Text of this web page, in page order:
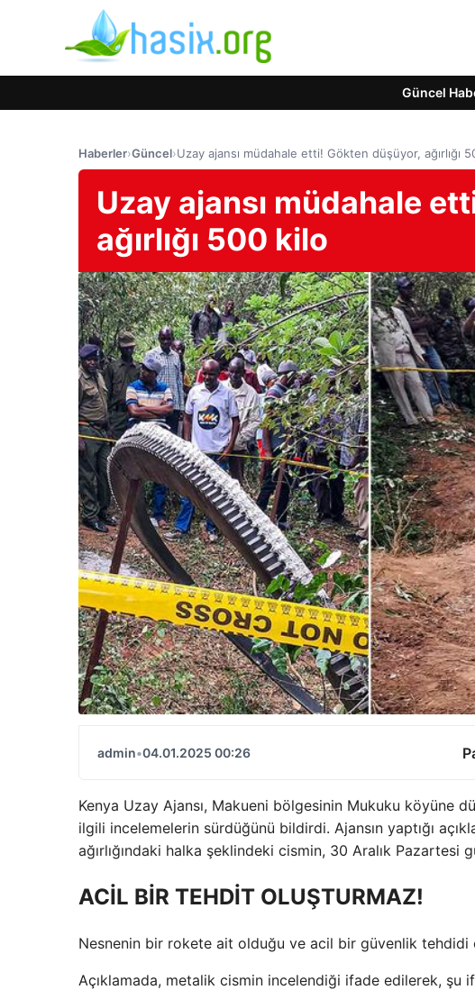
Güncel
Haberler›Güncel›Uzay ajansı müdahale etti! Gökten düşüyor, ağırlığı
Uzay ajansı müdahale
ağırlığı 500 kilo
admin•04.01.2025 00:26
Kenya Uzay Ajansı, Makueni bölgesinin Mukuku köyüne
ilgili incelemelerin sürdüğünü bildirdi. Ajansın yaptığı
ağırlığındaki halka şeklindeki cismin, 30 Aralık
ACİL BİR TEHDİT OLUŞTURMAZ!
Nesnenin bir rokete ait olduğu ve acil bir güvenlik tehdidi
Açıklamada, metalik cismin incelendiği ifade edilerek, şu